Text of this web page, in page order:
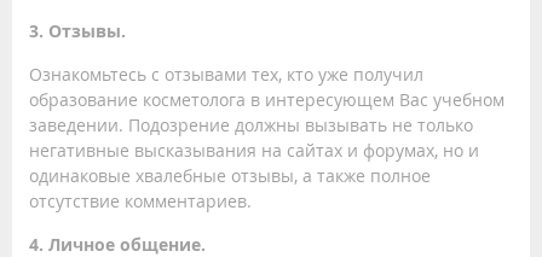
3. Отзывы.
Ознакомьтесь с отзывами тех, кто уже получил
образование косметолога в интересующем Вас учебном
заведении. Подозрение должны вызывать не только
негативные высказывания на сайтах и форумах, но и
одинаковые хвалебные отзывы, а также полное
отсутствие комментариев.
4. Личное общение.